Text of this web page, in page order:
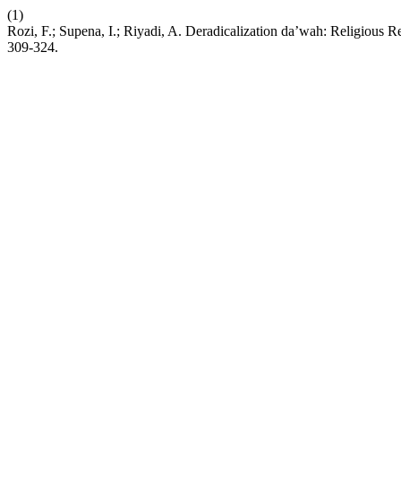
(1)
Rozi, F.; Supena, I.; Riyadi, A. Deradicalization da’wah: Religious
309-324.